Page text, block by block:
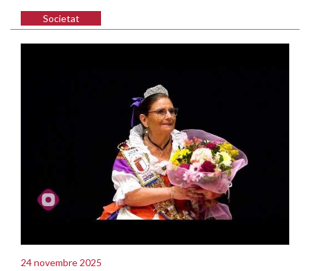
Societat
24 novembre 2025